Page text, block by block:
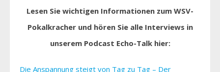
Lesen Sie wichtigen Informationen zum WSV-
Pokalkracher und hören Sie alle Interviews in
unserem Podcast Echo-Talk hier:
Die Anspannung steigt von Tag zu Tag – Der